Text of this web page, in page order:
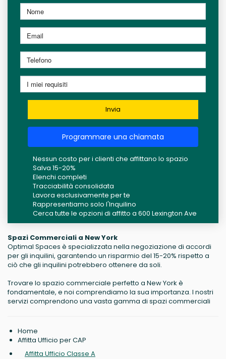
Invia
Programmare una chiamata
Nessun costo per i clienti che affittano lo spazio
Salva 15-20%
Elenchi completi
Tracciabilità consolidata
Lavora esclusivamente per te
Rappresentiamo solo l'Inquilino
Cerca tutte le opzioni di affitto a 600 Lexington Ave
Spazi Commerciali a New York
Optimal Spaces è specializzata nella negoziazione di accordi
per gli inquilini, garantendo un risparmio del 15-20% rispetto a
ciò che gli inquilini potrebbero ottenere da soli.
Trovare lo spazio commerciale perfetto a New York è
fondamentale, e noi comprendiamo la sua importanza. I nostri
servizi comprendono una vasta gamma di spazi commerciali
Home
Affitta Ufficio per CAP
Affitta Ufficio Classe A